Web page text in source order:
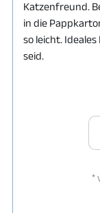
Katzenfreund.
in die
so leicht.
seid.
*